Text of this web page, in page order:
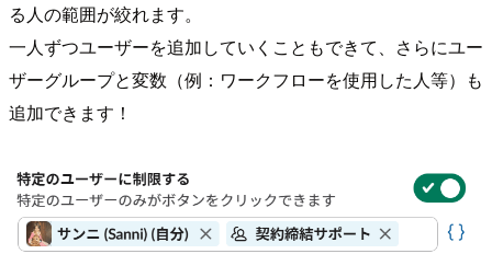
る人の範囲が絞れます。
一人ずつユーザーを追加していくこともできて、さらにユー
ザーグループと変数（例：ワークフローを使用した人等）も
追加できます！